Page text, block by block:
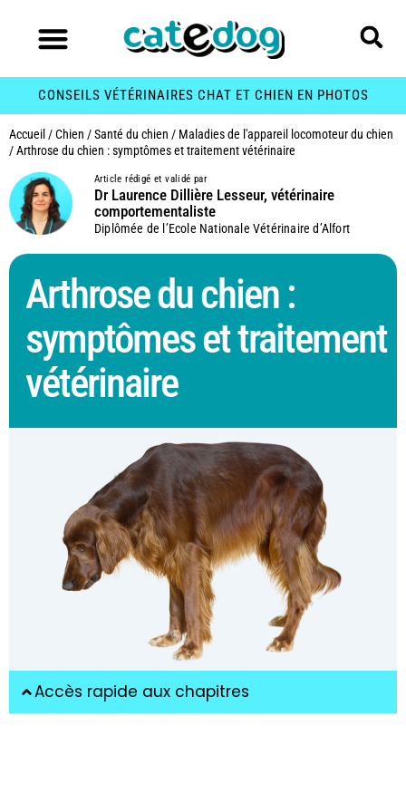
CONSEILS VÉTÉRINAIRES CHAT ET CHIEN EN PHOTOS
Accueil /Chien /Santé du chien / Maladies de l'appareil locomoteur du chien
/Arthrose du chien : symptômes et traitement vétérinaire
Article rédigé et validé par
Dr Laurence Dillière Lesseur, vétérinaire
comportementaliste
Diplômée de l’Ecole Nationale Vétérinaire d’Alfort
Arthrose du chien :
symptômes et traitement
vétérinaire
Accès rapide aux chapitres